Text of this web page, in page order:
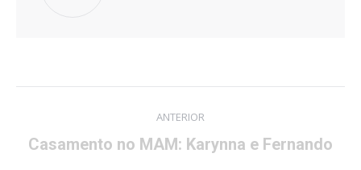
de
ANTERIOR
Post
Casamento no MAM: Karynna e Fernando